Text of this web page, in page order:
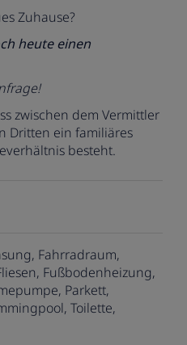
Zuhause?
heute einen
zwischen dem Vermittler
Dritten ein familiäres
besteht.
Fahrradraum
Fußbodenheizung
Parkett
Toilette